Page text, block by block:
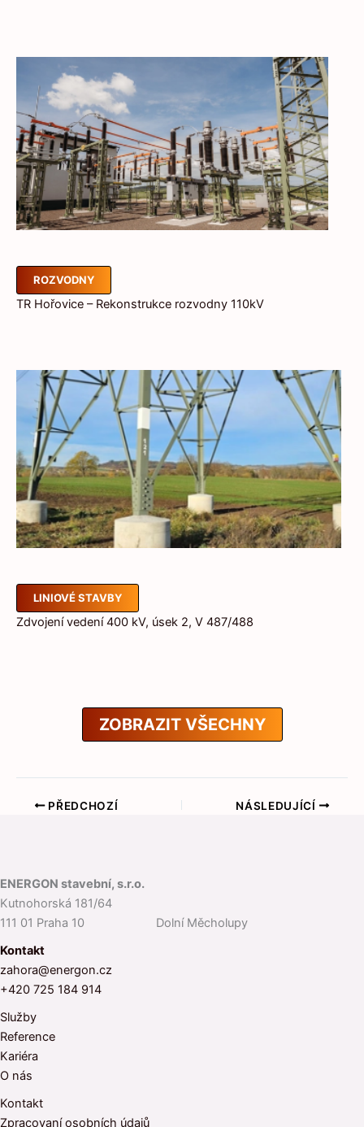
ROZVODNY
TR Hořovice – Rekonstrukce rozvodny 110kV
LINIOVÉ STAVBY
Zdvojení vedení 400 kV, úsek 2, V 487/488
ZOBRAZIT VŠECHNY
PŘEDCHOZÍ NÁSLEDUJÍCÍ
ENERGON stavební, s.r.o.
Kutnohorská 181/64
111 01 Praha 10 Dolní Měcholupy
Kontakt
zahora@energon.cz
+420 725 184 914
Služby
Reference
Kariéra
O nás
Kontakt
Zpracovaní osobních údajů